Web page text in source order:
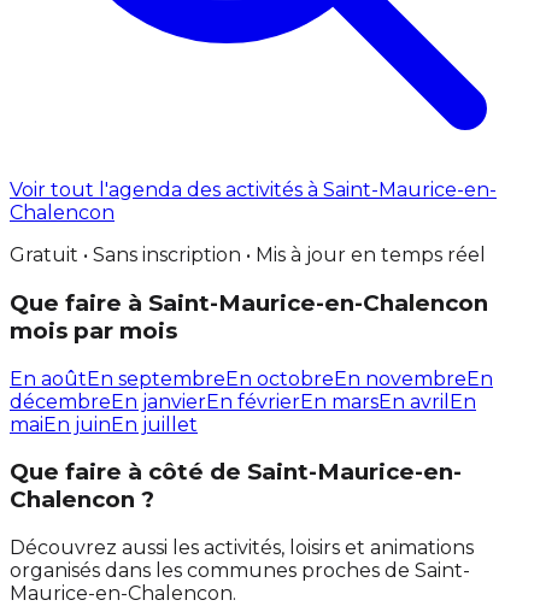
Voir tout l'agenda des activités à Saint-Maurice-en-
Chalencon
Gratuit • Sans inscription • Mis à jour en temps réel
Que faire à Saint-Maurice-en-Chalencon
mois par mois
En aoûtEn septembreEn octobreEn novembreEn
décembreEn janvierEn févrierEn marsEn avril En
maiEn juinEn juillet
Que faire à côté de Saint-Maurice-en-
Chalencon ?
Découvrez aussi les activités, loisirs et animations
organisés dans les communes proches de Saint-
Maurice-en-Chalencon.